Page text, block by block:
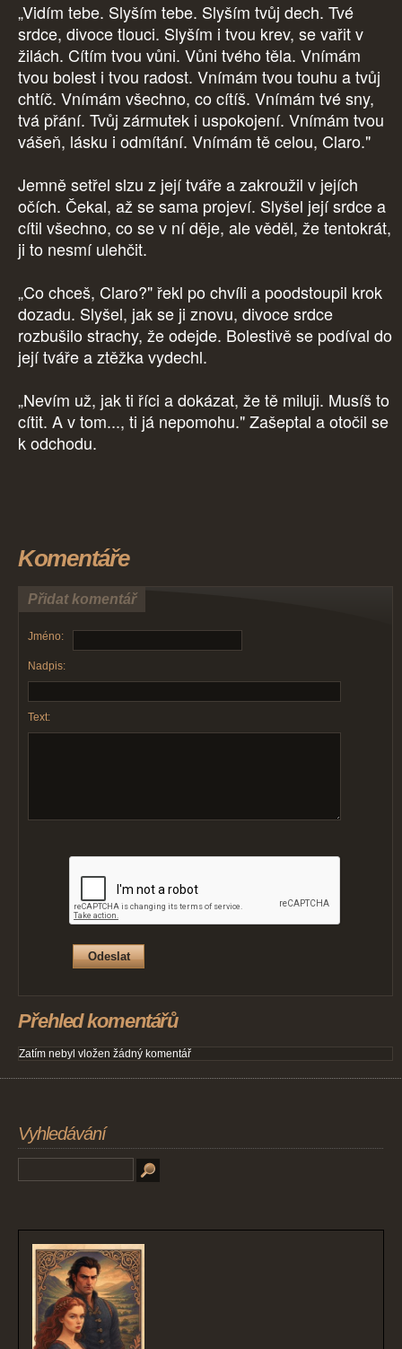
„Vidím tebe. Slyším tebe. Slyším tvůj dech. Tvé
srdce, divoce tlouci. Slyším i tvou krev, se vařit v
žilách. Cítím tvou vůni. Vůni tvého těla. Vnímám
tvou bolest i tvou radost. Vnímám tvou touhu a tvůj
chtíč. Vnímám všechno, co cítíš. Vnímám tvé sny,
tvá přání. Tvůj zármutek i uspokojení. Vnímám tvou
vášeň, lásku i odmítání. Vnímám tě celou, Claro."
Jemně setřel slzu z její tváře a zakroužil v jejích
očích. Čekal, až se sama projeví. Slyšel její srdce a
cítil všechno, co se v ní děje, ale věděl, že tentokrát,
ji to nesmí ulehčit.
„Co chceš, Claro?" řekl po chvíli a poodstoupil krok
dozadu. Slyšel, jak se ji znovu, divoce srdce
rozbušilo strachy, že odejde. Bolestivě se podíval do
její tváře a ztěžka vydechl.
„Nevím už, jak ti říci a dokázat, že tě miluji. Musíš to
cítit. A v tom..., ti já nepomohu." Zašeptal a otočil se
k odchodu.
Komentáře
Přidat komentář
Jméno:
Nadpis:
Text:
Přehled komentářů
Zatím nebyl vložen žádný komentář
Vyhledávání